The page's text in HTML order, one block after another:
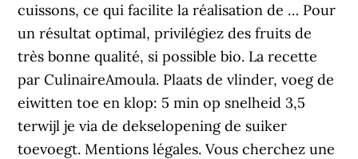
cuissons, ce qui facilite la réalisation de … Pour
un résultat optimal, privilégiez des fruits de
très bonne qualité, si possible bio. La recette
par CulinaireAmoula. Plaats de vlinder, voeg de
eiwitten toe en klop: 5 min op snelheid 3,5
terwijl je via de dekselopening de suiker
toevoegt. Mentions légales. Vous cherchez une